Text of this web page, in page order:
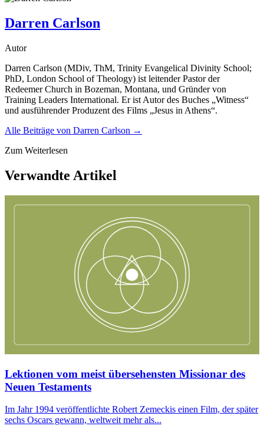
Darren Carlson
Autor
Darren Carlson (MDiv, ThM, Trinity Evangelical Divinity School;
PhD, London School of Theology) ist leitender Pastor der
Redeemer Church in Bozeman, Montana, und Gründer von
Training Leaders International. Er ist Autor des Buches „Witness“
und ausführender Produzent des Films „Jesus in Athens“.
Alle Beiträge von Darren Carlson →
Zum Weiterlesen
Verwandte Artikel
Lektionen vom meist übersehensten Missionar des
Neuen Testaments
Im Jahr 1994 veröffentlichte Robert Zemeckis einen Film, der später
sechs Oscars gewann, weltweit mehr als...